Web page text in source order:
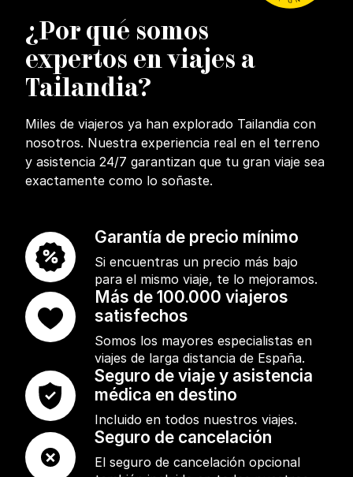
¿Por qué somos
expertos en viajes a
Tailandia?
Miles de viajeros ya han explorado Tailandia con
nosotros. Nuestra experiencia real en el terreno
y asistencia 24/7 garantizan que tu gran viaje sea
exactamente como lo soñaste.
Garantía de precio mínimo
Si encuentras un precio más bajo
para el mismo viaje, te lo mejoramos.
Más de 100.000 viajeros
satisfechos
Somos los mayores especialistas en
viajes de larga distancia de España.
Seguro de viaje y asistencia
médica en destino
Incluido en todos nuestros viajes.
Seguro de cancelación
El seguro de cancelación opcional